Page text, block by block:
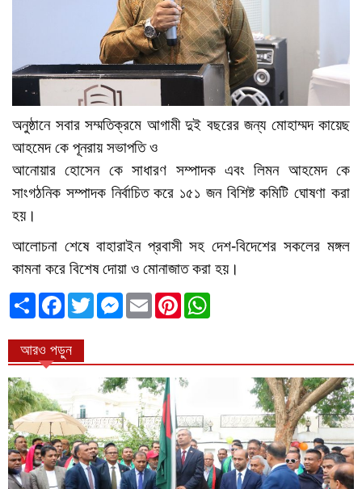
অনুষ্ঠানে সবার সম্মতিক্রমে আগামী দুই বছরের জন্য মোহাম্মদ কায়েছ
আহমেদ কে পূনরায় সভাপতি ও
আনোয়ার হোসেন কে সাধারণ সম্পাদক এবং লিমন আহমেদ কে
সাংগঠনিক সম্পাদক নির্বাচিত করে ১৫১ জন বিশিষ্ট কমিটি ঘোষণা করা
হয়।
আলোচনা শেষে বাহারাইন প্রবাসী সহ দেশ-বিদেশের সকলের মঙ্গল
কামনা করে বিশেষ দোয়া ও মোনাজাত করা হয়।
ভাগাভাগি
করুন
Facebook
TwitterMessenger
EmailPinterest
আরও পড়ুন